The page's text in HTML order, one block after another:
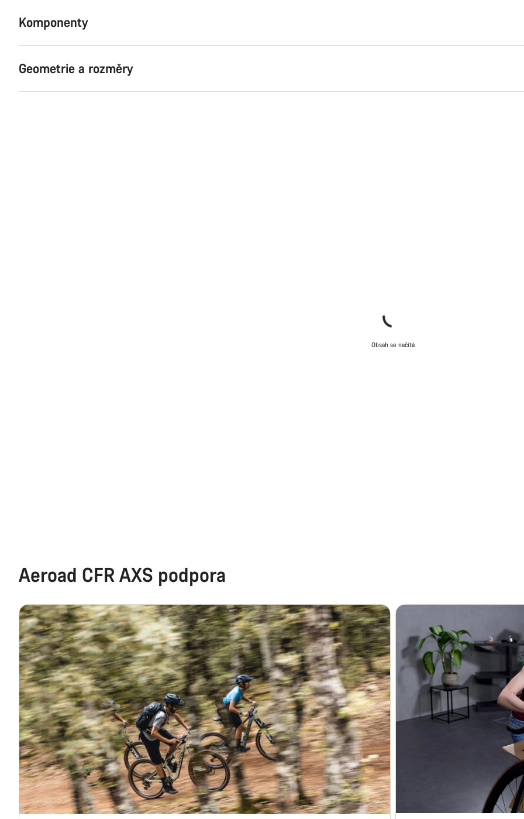
Komponenty
Geometrie a rozměry
Obsah se načítá
Aeroad CFR AXS podpora
Naši